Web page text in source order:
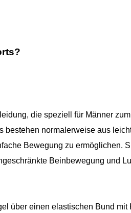
die speziell für Männer
bestehen normalerweise aus
Bewegung zu ermöglichen.
Beinbewegung und
über einen elastischen Bund